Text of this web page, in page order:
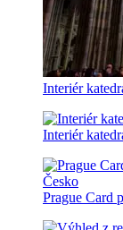
Interiér
Interiér
Prague Card